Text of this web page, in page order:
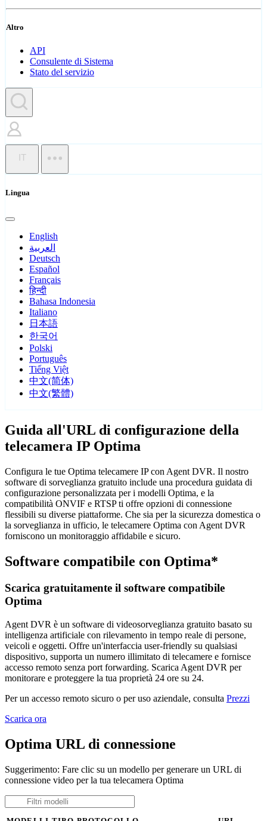
Altro
API
Consulente di Sistema
Stato del servizio
IT
Lingua
English
العربية
Deutsch
Español
Français
हिन्दी
Bahasa Indonesia
Italiano
日本語
한국어
Polski
Português
Tiếng Việt
中文(简体)
中文(繁體)
Guida all'URL di configurazione della
telecamera IP Optima
Configura le tue Optima telecamere IP con Agent DVR. Il nostro
software di sorveglianza gratuito include una procedura guidata di
configurazione personalizzata per i modelli Optima, e la
compatibilità ONVIF e RTSP ti offre opzioni di connessione
flessibili su diverse piattaforme. Che sia per la sicurezza domestica o
la sorveglianza in ufficio, le telecamere Optima con Agent DVR
forniscono un monitoraggio affidabile e sicuro.
Software compatibile con Optima*
Scarica gratuitamente il software compatibile
Optima
Agent DVR è un software di videosorveglianza gratuito basato su
intelligenza artificiale con rilevamento in tempo reale di persone,
veicoli e oggetti. Offre un'interfaccia user-friendly su qualsiasi
dispositivo, supporta un numero illimitato di telecamere e fornisce
accesso remoto senza port forwarding. Scarica Agent DVR per
monitorare e proteggere la tua proprietà 24 ore su 24.
Per un accesso remoto sicuro o per uso aziendale, consulta Prezzi
Scarica ora
Optima URL di connessione
Suggerimento: Fare clic su un modello per generare un URL di
connessione video per la tua telecamera Optima